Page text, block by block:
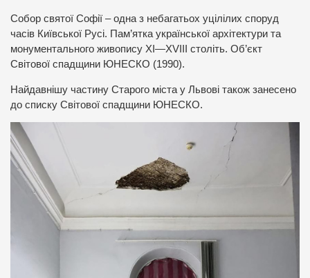
Собор святої Софії – одна з небагатьох уцілілих споруд
часів Київської Русі. Пам’ятка української архітектури та
монументального живопису XI—XVIII століть. Об’єкт
Світової спадщини ЮНЕСКО (1990).
Найдавнішу частину Старого міста у Львові також занесено
до списку Світової спадщини ЮНЕСКО.